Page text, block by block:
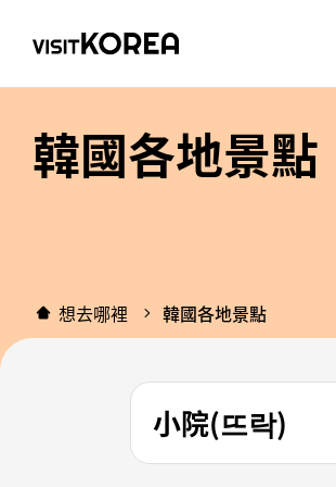
韓國各地景點
想去哪裡 韓國各地景點
小院(뜨락)